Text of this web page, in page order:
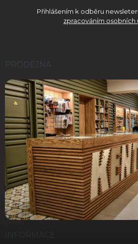
Přihlášením k odběru
zpracováním osobních
PRODEJNA